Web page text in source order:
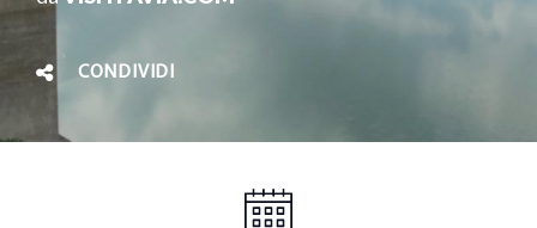
CONDIVIDI